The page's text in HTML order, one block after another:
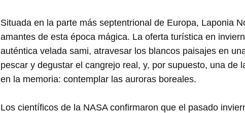
Situada en la parte más septentrional de Europa, Laponia
amantes de esta época mágica. La oferta turística en
auténtica velada sami, atravesar los blancos paisajes en
pescar y degustar el cangrejo real, y, por supuesto, una de
en la memoria: contemplar las auroras boreales.
Los científicos de la NASA confirmaron que el pasado